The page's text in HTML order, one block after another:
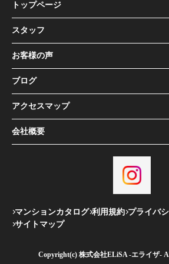
トップページ
スタッフ
お客様の声
ブログ
アクセスマップ
会社概要
マンションカタログ 利用規約 プライバ
サイトマップ
Copyright(c) 株式会社ELiSA -エライザ-